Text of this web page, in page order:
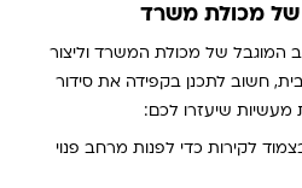
של מכולת משרד
של מכולת המשרד וליצור
חשוב לתכנן בקפידה את סידור
מעשיות שיעזרו לכם:
לקירות כדי לפנות מרחב פנוי